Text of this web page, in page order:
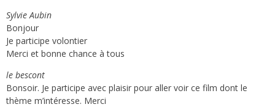
Sylvie Aubin
Bonjour
Je participe volontier
Merci et bonne chance à tous
le bescont
Bonsoir. Je participe avec plaisir pour aller voir ce film dont le
thème m’intéresse. Merci